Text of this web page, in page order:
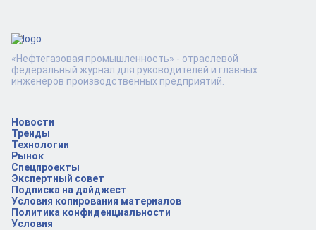
Новости
Тренды
Технологии
Рынок
Спецпроекты
Экспертный совет
Подписка на дайджест
Условия копирования материалов
Политика конфиденциальности
Условия
«Нефтегазовая промышленность» - отраслевой
федеральный журнал для руководителей и главных
инженеров производственных предприятий.